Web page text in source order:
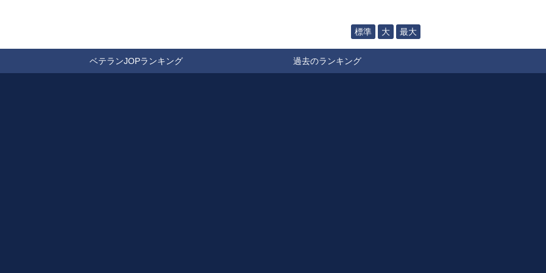
標準 大 最大
ベテランJOPランキング 過去のランキング